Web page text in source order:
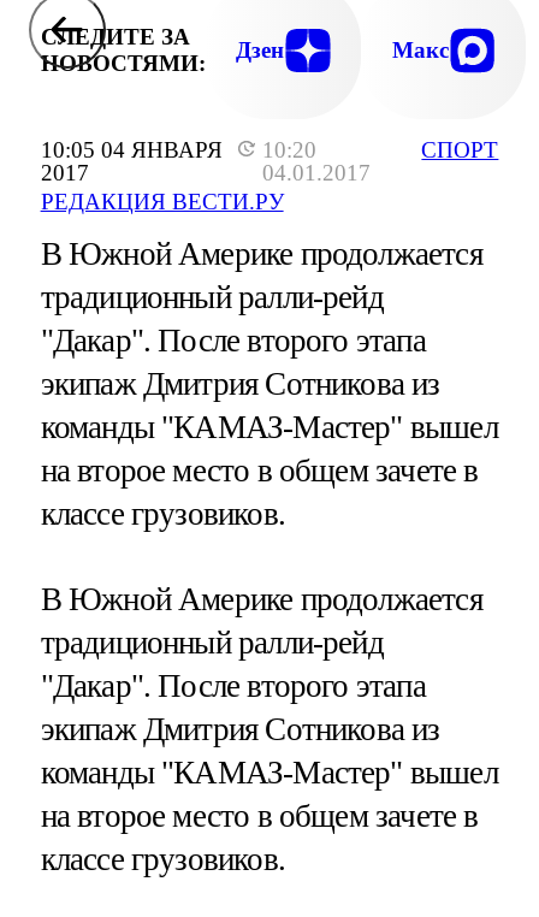
10:05 04 ЯНВАРЯ
2017
10:20
04.01.2017
РЕДАКЦИЯ ВЕСТИ.РУ
СПОРТ
СЛЕДИТЕ ЗА
НОВОСТЯМИ:
Дзен Макс
В Южной Америке продолжается
традиционный ралли-рейд
"Дакар". После второго этапа
экипаж Дмитрия Сотникова из
команды "КАМАЗ-Мастер" вышел
на второе место в общем зачете в
классе грузовиков.
В Южной Америке продолжается
традиционный ралли-рейд
"Дакар". После второго этапа
экипаж Дмитрия Сотникова из
команды "КАМАЗ-Мастер" вышел
на второе место в общем зачете в
классе грузовиков.